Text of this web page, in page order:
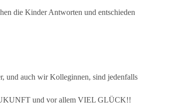
die Kinder Antworten und entschieden
und auch wir Kolleginnen, sind jedenfalls
und vor allem VIEL GLÜCK!!